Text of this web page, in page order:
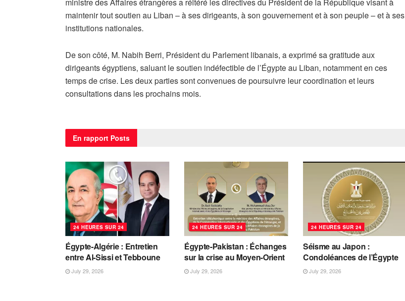
maintenir tout soutien au Liban – à ses dirigeants, à son gouvernement et à son peuple – et à ses
institutions nationales.
De son côté, M. Nabih Berri, Président du Parlement libanais, a exprimé sa gratitude aux
dirigeants égyptiens, saluant le soutien indéfectible de l’Égypte au Liban, notamment en ces
temps de crise. Les deux parties sont convenues de poursuivre leur coordination et leurs
consultations dans les prochains mois.
En rapport Posts
24 HEURES SUR 24
Égypte-Algérie : Entretien
entre Al-Sissi et Tebboune
July 29, 2026
24 HEURES SUR 24
Égypte-Pakistan : Échanges
sur la crise au Moyen-Orient
July 29, 2026
24 HEURES SUR 24
Séisme au Japon :
Condoléances de l’Égypte
July 29, 2026